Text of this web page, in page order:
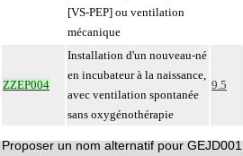
[VS-PEP] ou ventilation
mécanique
ZZEP004
Installation d'un nouveau-né
en incubateur à la naissance,
avec ventilation spontanée
sans oxygénothérapie
9.5
Proposer un nom alternatif pour GEJD001